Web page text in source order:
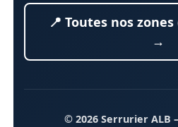
📍 Toutes nos
→
© 2026 Serrurier ALB